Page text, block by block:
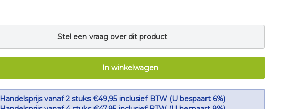
Stel een vraag over dit product
In winkelwagen
Handelsprijs vanaf 2 stuks €49,95 inclusief BTW (U bespaart 6%)